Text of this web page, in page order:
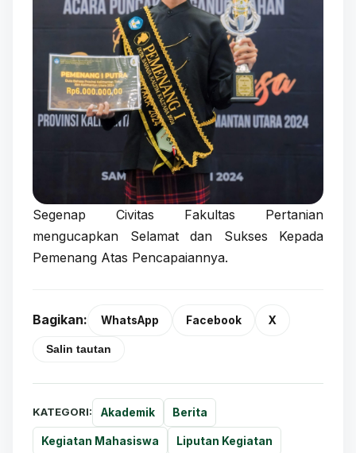
Segenap Civitas Fakultas Pertanian
mengucapkan Selamat dan Sukses Kepada
Pemenang Atas Pencapaiannya.
Bagikan: WhatsApp Facebook X
Salin tautan
KATEGORI: Akademik Berita
Kegiatan Mahasiswa Liputan Kegiatan